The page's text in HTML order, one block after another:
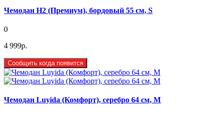
Чемодан H2 (Премиум), бордовый 55 см, S
0
4 999р.
Сообщить когда появится
Чемодан Luyida (Комфорт), серебро 64 см, M